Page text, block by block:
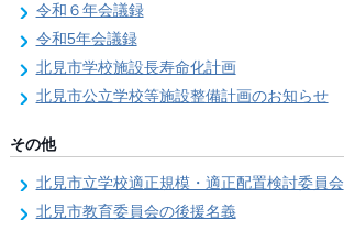
令和６年会議録
令和5年会議録
北見市学校施設長寿命化計画
北見市公立学校等施設整備計画のお知らせ
その他
北見市立学校適正規模・適正配置検討委員会
北見市教育委員会の後援名義